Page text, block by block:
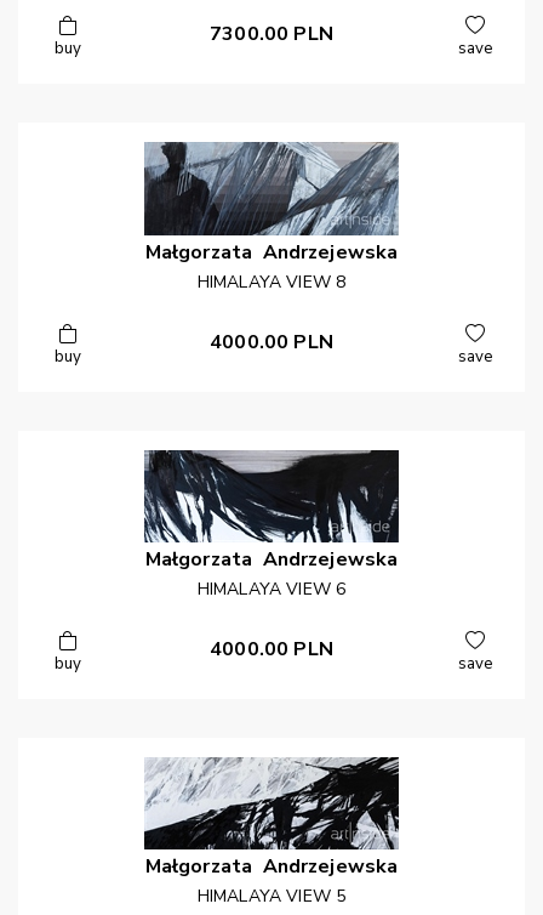
buy
7300.00 PLN
save
Małgorzata Andrzejewska
HIMALAYA VIEW 8
buy
4000.00 PLN
save
Małgorzata Andrzejewska
HIMALAYA VIEW 6
buy
4000.00 PLN
save
Małgorzata Andrzejewska
HIMALAYA VIEW 5